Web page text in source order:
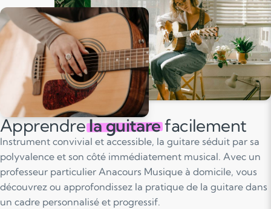
Apprendrela guitarefacilement
Instrument convivial et accessible, la guitare séduit par sa
polyvalence et son côté immédiatement musical. Avec un
professeur particulier Anacours Musique à domicile, vous
découvrez ou approfondissez la pratique de la guitare dans
un cadre personnalisé et progressif.